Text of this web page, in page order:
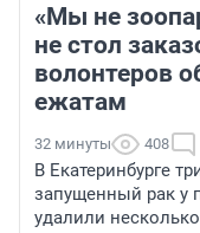
«Мы не
не стол
волонтеров
ежатам
32 минуты 408
В Екатеринбурге
запущенный рак у
удалили